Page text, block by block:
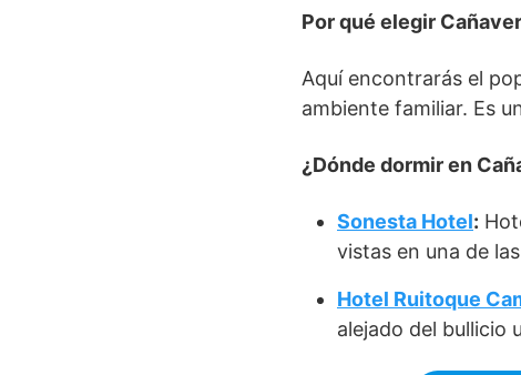
Por qué elegir
Aquí encontrarás el
ambiente familiar. Es
¿Dónde dormir en
Sonesta Hotel:
vistas en una de
Hotel Ruitoque
alejado del bullicio